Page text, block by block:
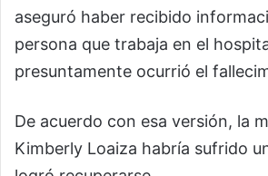
aseguró haber recibido
persona que trabaja en el
presuntamente ocurrió el
De acuerdo con esa versión, la
Kimberly Loaiza habría sufrido